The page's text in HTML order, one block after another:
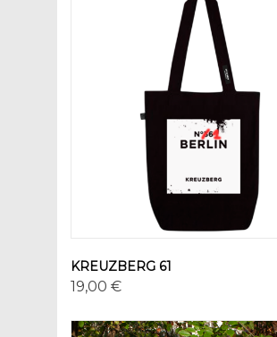
KREUZBERG 61
19,00 €